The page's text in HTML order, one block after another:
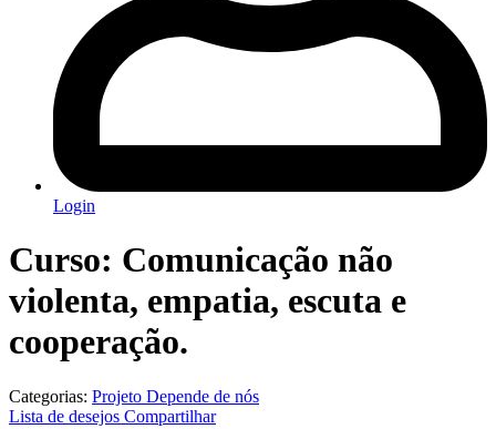
Login
Curso: Comunicação não
violenta, empatia, escuta e
cooperação.
Categorias: Projeto Depende de nós
Lista de desejos Compartilhar